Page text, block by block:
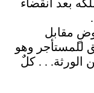
بعد انقضاء
مقابل
للمستأجر وهو
الورثة. . . كلٌ